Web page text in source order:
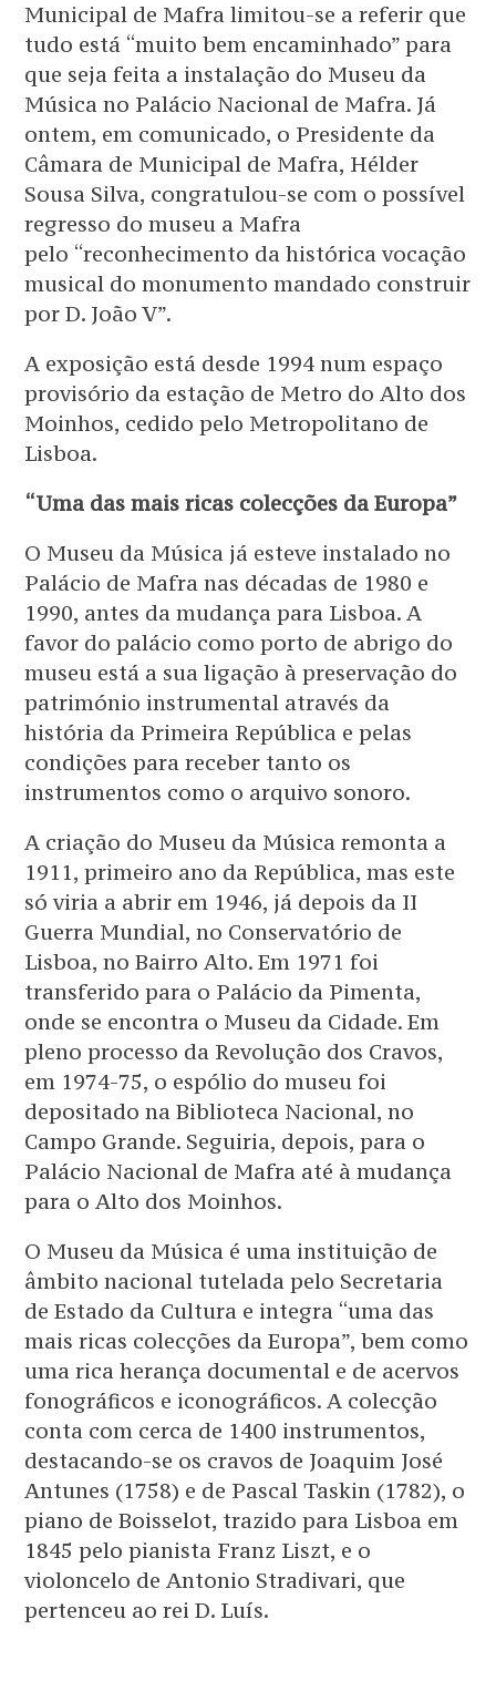
Municipal de Mafra limitou-se a referir que
tudo está “muito bem encaminhado” para
que seja feita a instalação do Museu da
Música no Palácio Nacional de Mafra. Já
ontem, em comunicado, o Presidente da
Câmara de Municipal de Mafra, Hélder
Sousa Silva, congratulou-se com o possível
regresso do museu a Mafra
pelo “reconhecimento da histórica vocação
musical do monumento mandado construir
por D. João V”.
A exposição está desde 1994 num espaço
provisório da estação de Metro do Alto dos
Moinhos, cedido pelo Metropolitano de
Lisboa.
“Uma das mais ricas colecções da Europa”
O Museu da Música já esteve instalado no
Palácio de Mafra nas décadas de 1980 e
1990, antes da mudança para Lisboa. A
favor do palácio como porto de abrigo do
museu está a sua ligação à preservação do
património instrumental através da
história da Primeira República e pelas
condições para receber tanto os
instrumentos como o arquivo sonoro.
A criação do Museu da Música remonta a
1911, primeiro ano da República, mas este
só viria a abrir em 1946, já depois da II
Guerra Mundial, no Conservatório de
Lisboa, no Bairro Alto. Em 1971 foi
transferido para o Palácio da Pimenta,
onde se encontra o Museu da Cidade. Em
pleno processo da Revolução dos Cravos,
em 1974-75, o espólio do museu foi
depositado na Biblioteca Nacional, no
Campo Grande. Seguiria, depois, para o
Palácio Nacional de Mafra até à mudança
para o Alto dos Moinhos.
O Museu da Música é uma instituição de
âmbito nacional tutelada pelo Secretaria
de Estado da Cultura e integra “uma das
mais ricas colecções da Europa”, bem como
uma rica herança documental e de acervos
fonográficos e iconográficos. A colecção
conta com cerca de 1400 instrumentos,
destacando-se os cravos de Joaquim José
Antunes (1758) e de Pascal Taskin (1782), o
piano de Boisselot, trazido para Lisboa em
1845 pelo pianista Franz Liszt, e o
violoncelo de Antonio Stradivari, que
pertenceu ao rei D. Luís.